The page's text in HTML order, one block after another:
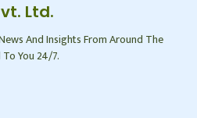
Ltd.
And Insights From Around The
You 24/7.